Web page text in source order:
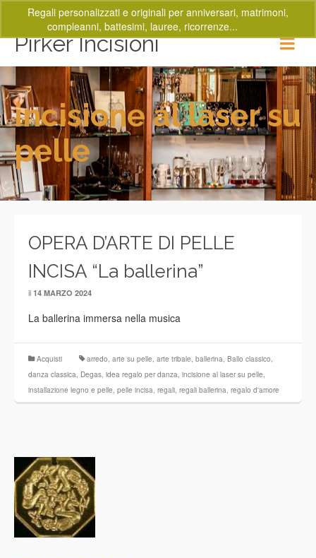
Regali personalizzati e originali per anniversari, matrimoni,
compleanni, battesimi, lauree, ricorrenze...
Pirker Incisioni
incisione al laser su
pelle
OPERA D’ARTE DI PELLE
INCISA “La ballerina”
il 14 MARZO 2024
La ballerina immersa nella musica
Acquisti arredo, arte su pelle, arte tribale, ballerina, Ballo classico,
danza classica, Degas, idea regalo per danza, incisione al laser su pelle,
installazione legno e pelle, pelle incisa, regali, regali ballerina, regalo d'amore